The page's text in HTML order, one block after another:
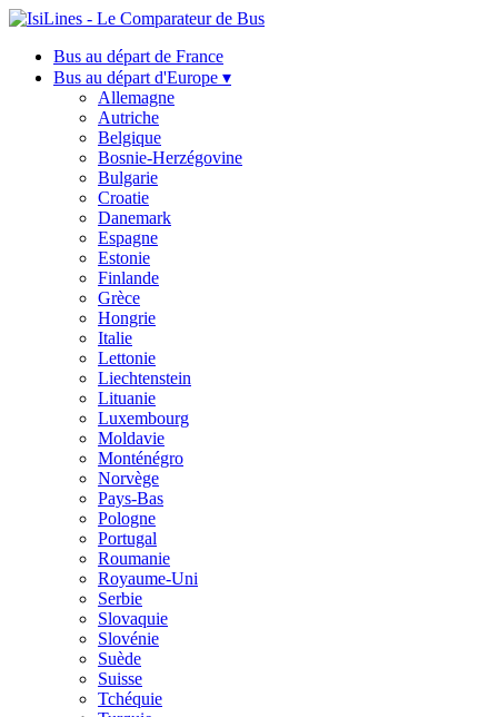
Bus au départ de France
Bus au départ d'Europe ▾
Allemagne
Autriche
Belgique
Bosnie-Herzégovine
Bulgarie
Croatie
Danemark
Espagne
Estonie
Finlande
Grèce
Hongrie
Italie
Lettonie
Liechtenstein
Lituanie
Luxembourg
Moldavie
Monténégro
Norvège
Pays-Bas
Pologne
Portugal
Roumanie
Royaume-Uni
Serbie
Slovaquie
Slovénie
Suède
Suisse
Tchéquie